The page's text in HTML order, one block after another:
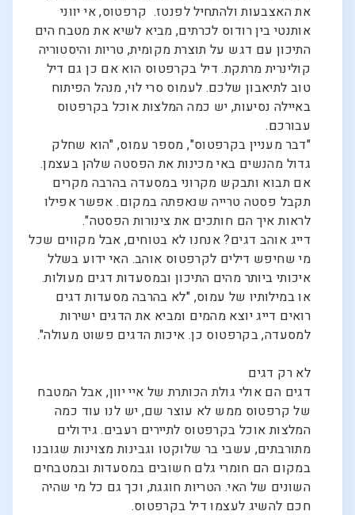
את האצבעות ולהתחיל לפנטז. קרפטוס, אי יווני
אותנטי בין רודוס לכרתים, מביא לשיא את מטבח הים
התיכון עם דגש על תוצרת מקומית, טריות והיסטוריה
קולינרית מרתקת. דיל בקרפטוס הוא אם כן גם דיל
טוב לתיאבון שלכם. לעמוס סרי לוי, מנהל הפיתוח
באיילה נסיעות, יש כמה המלצות אוכל בקרפטוס
עבורכם.
"דבר מעניין בקרפטוס", מספר עמוס, "הוא שחלק
גדול מהנשים באי מכינות את הפסטה שלהן בעצמן.
אם תבוא ותבקש מקרוני במסעדה בהרבה מקרים
תקבל פסטה טרייה שנאפתה במקום. אפשר אפילו
לראות איך הם חותכים את צינורות הפסטה".
דייג אוהב דגים? אנחנו לא בטוחים, אבל מקווים שכל
מי שחיפש דילים לקרפטוס אוהב. האי ידוע בשלל
איכותי ביותר מהים התיכון ובמסעדות דגים מעולות.
או במילותיו של עמוס, "לא בהרבה מסעדות דגים
רואים דייג יוצא מהמים ומביא את הדגים ישירות
למסעדה, בקרפטוס כן. איכות הדגים פשוט מעולה".
לא רק דגים
דגים הם אולי גולת הכותרת של איי יוון, אבל המטבח
של קרפטוס ממש לא עוצר שם, יש לנו עוד כמה
המלצות אוכל בקרפטוס לתיירים רעבים. גידולים
מתורבתים, עשבי בר שלוקטו וגבינות מצוינות שגובנו
במקום הם חומרי גלם חשובים במסעדות ובמטבחים
השונים של האי. הטריות חוגגת, וכך גם כל מי שהיה
חכם להשיג לעצמו דיל בקרפטוס.